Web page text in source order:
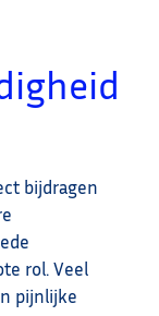
bijdragen
rol. Veel
pijnlijke